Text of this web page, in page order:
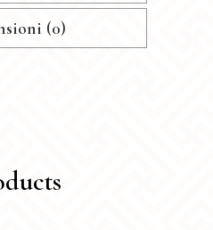
(0)